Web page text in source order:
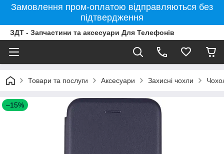
Замовлення пром-оплатою відправляються без
підтвердження
ЗДТ - Запчастини та аксесуари Для Телефонів
Товари та послуги Аксесуари Захисні чохли
–15%